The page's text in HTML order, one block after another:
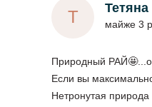
Т Тетяна
майже 3
Природный
Если вы
Нетронутая